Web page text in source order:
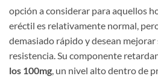
opción a considerar para aquellos
eréctil es relativamente normal,
demasiado rápido y desean
resistencia. Su componente
los 100mg, un nivel alto dentro de